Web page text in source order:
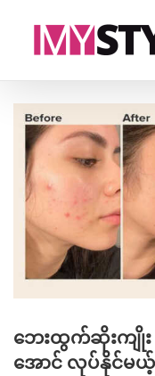
View
Larger
Image
ဘေးထွက်ဆိုးကျိုး
အောင် လုပ်နိုင်မယ့်